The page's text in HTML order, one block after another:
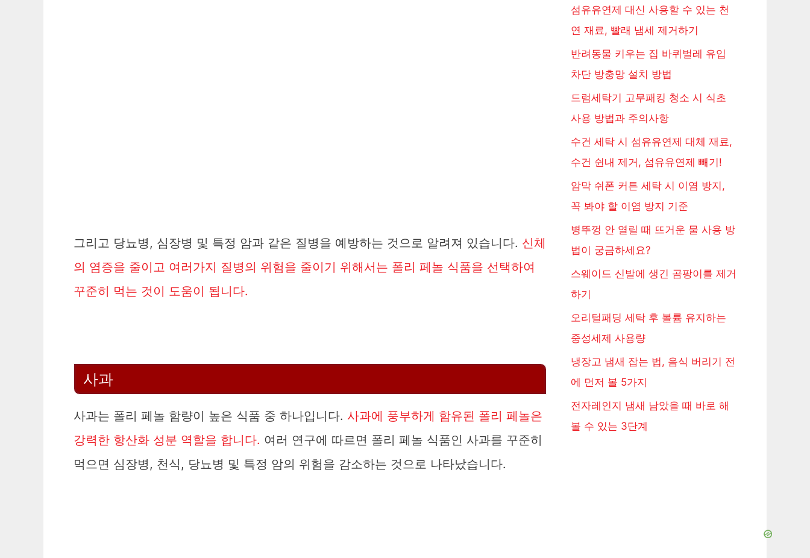
그리고 당뇨병, 심장병 및 특정 암과 같은 질병을 예방하는 것으로 알려져 있습니다. 신체
의 염증을 줄이고 여러가지 질병의 위험을 줄이기 위해서는 폴리 페놀 식품을 선택하여
꾸준히 먹는 것이 도움이 됩니다.
사과
사과는 폴리 페놀 함량이 높은 식품 중 하나입니다. 사과에 풍부하게 함유된 폴리 페놀은
강력한 항산화 성분 역할을 합니다. 여러 연구에 따르면 폴리 페놀 식품인 사과를 꾸준히
먹으면 심장병, 천식, 당뇨병 및 특정 암의 위험을 감소하는 것으로 나타났습니다.
섬유유연제 대신 사용할 수 있는 천
연 재료, 빨래 냄세 제거하기
반려동물 키우는 집 바퀴벌레 유입
차단 방충망 설치 방법
드럼세탁기 고무패킹 청소 시 식초
사용 방법과 주의사항
수건 세탁 시 섬유유연제 대체 재료,
수건 쉰내 제거, 섬유유연제 빼기!
암막 쉬폰 커튼 세탁 시 이염 방지,
꼭 봐야 할 이염 방지 기준
병뚜껑 안 열릴 때 뜨거운 물 사용 방
법이 궁금하세요?
스웨이드 신발에 생긴 곰팡이를 제거
하기
오리털패딩 세탁 후 볼륨 유지하는
중성세제 사용량
냉장고 냄새 잡는 법, 음식 버리기 전
에 먼저 볼 5가지
전자레인지 냄새 남았을 때 바로 해
볼 수 있는 3단계